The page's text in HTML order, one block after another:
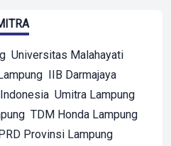
Universitas Malahayati
IIB Darmajaya
Umitra Lampung
TDM Honda Lampung
Provinsi Lampung